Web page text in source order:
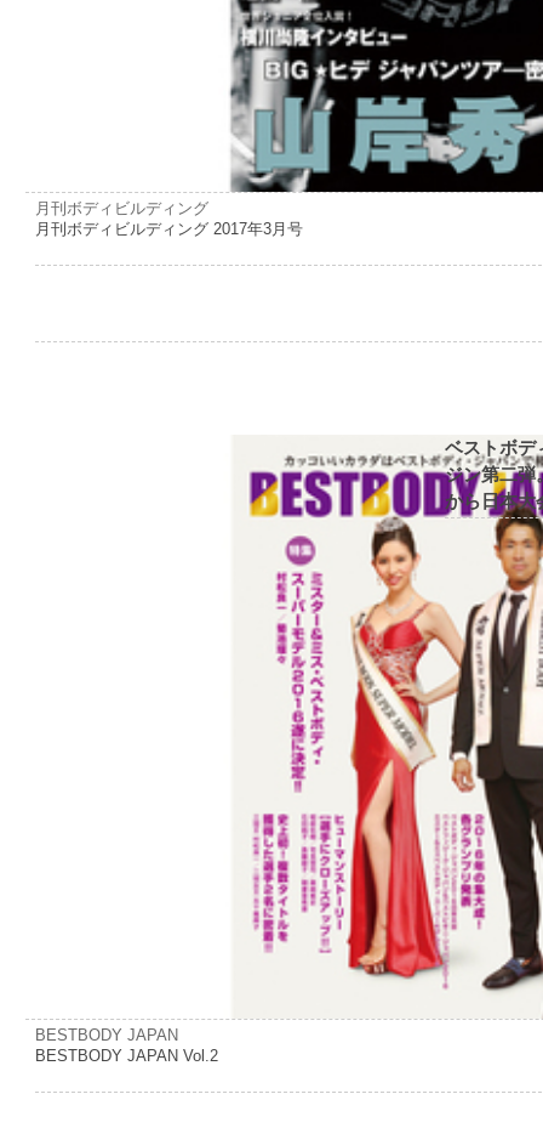
月刊ボディビルディング
月刊ボディビルディング 2017年3月号
ベストボデ
ジン第二弾
から日本大
BESTBODY JAPAN
BESTBODY JAPAN Vol.2